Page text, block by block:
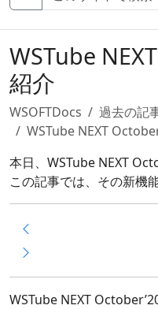
WSTube
紹介
WSOFTDocs 過去の記
WSTube NEXT
本日、WSTube NEXT
この記事では、その新機
WSTube NEXT